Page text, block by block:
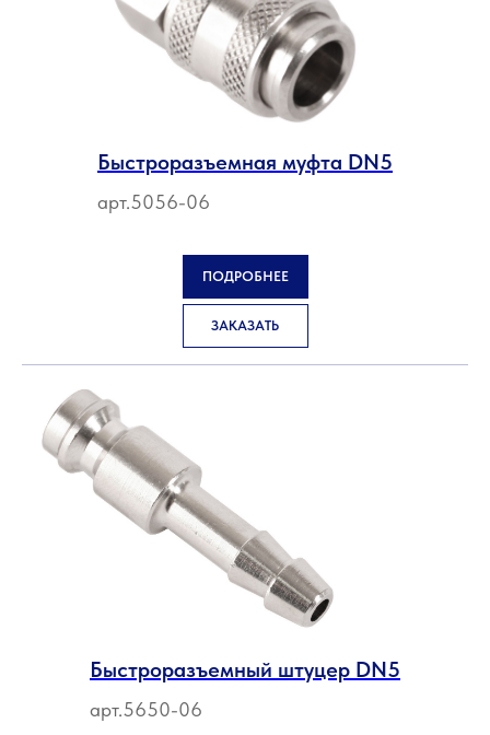
Быстроразъемная муфта DN5
арт.5056-06
ПОДРОБНЕЕ
ЗАКАЗАТЬ
Быстроразъемный штуцер DN5
арт.5650-06